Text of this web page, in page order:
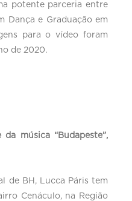
potente parceria entre
Dança e Graduação em
para o vídeo foram
de 2020.
música “Budapeste”,
de BH, Lucca Páris tem
Cenáculo, na Região